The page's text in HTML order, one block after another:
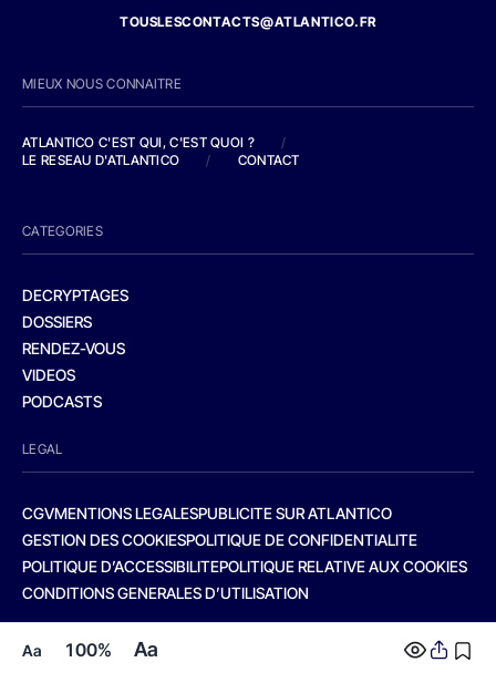
Aa 100% Aa
TOUSLESCONTACTS@ATLANTICO.FR
MIEUX NOUS CONNAITRE
ATLANTICO C'EST QUI, C'EST QUOI ?
/
LE RESEAU D'ATLANTICO
/ CONTACT
CATEGORIES
DECRYPTAGES
DOSSIERS
RENDEZ-VOUS
VIDEOS
PODCASTS
LEGAL
CGVMENTIONS LEGALESPUBLICITE SUR ATLANTICO
GESTION DES COOKIESPOLITIQUE DE CONFIDENTIALITE
POLITIQUE D’ACCESSIBILITEPOLITIQUE RELATIVE AUX COOKIES
CONDITIONS GENERALES D’UTILISATION